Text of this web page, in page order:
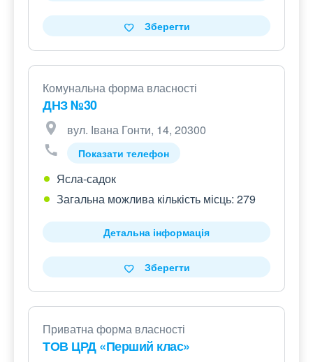
Зберегти
Комунальна форма власності
ДНЗ №30
вул. Івана Гонти, 14, 20300
Показати телефон
Ясла-садок
Загальна можлива кількість місць: 279
Детальна інформація
Зберегти
Приватна форма власності
ТОВ ЦРД «Перший клас»